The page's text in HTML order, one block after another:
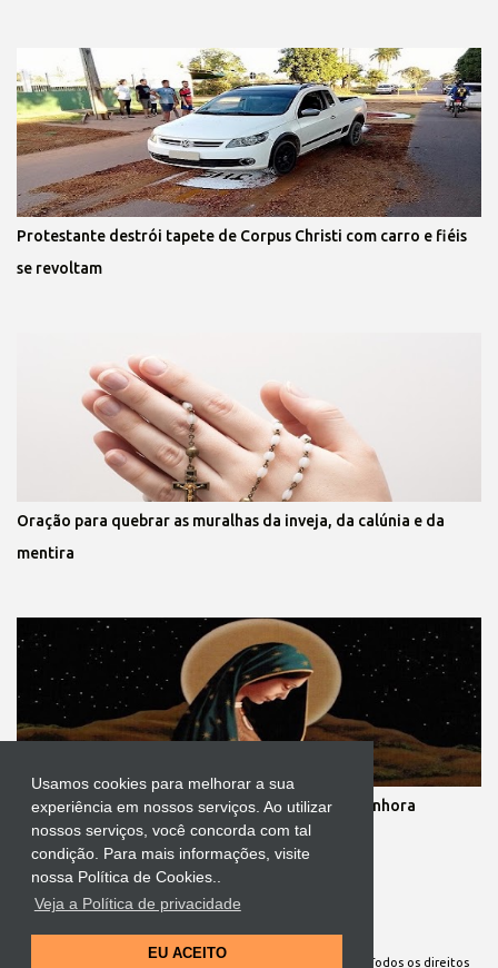
Usamos cookies para melhorar a sua
experiência em nossos serviços. Ao utilizar
nossos serviços, você concorda com tal
condição. Para mais informações, visite
nossa Política de Cookies..
Veja a Política de privacidade
EU ACEITO
Protestante destrói tapete de Corpus Christi com carro e fiéis
se revoltam
Oração para quebrar as muralhas da inveja, da calúnia e da
mentira
Novena dos nove meses de gestação de Nossa Senhora
Tecnologia do Blogger
Site Oficial da Comunidade Nossa Senhora cuida de mim. Todos os direitos